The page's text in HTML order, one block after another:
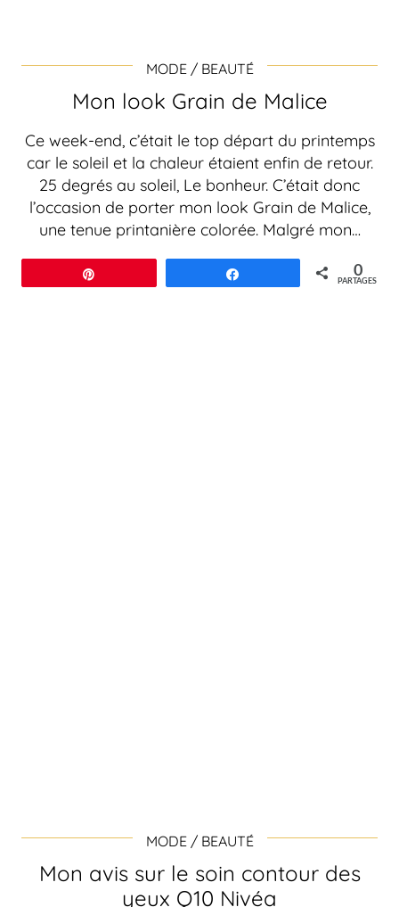
MODE / BEAUTÉ
Mon look Grain de Malice
Ce week-end, c’était le top départ du printemps
car le soleil et la chaleur étaient enfin de retour.
25 degrés au soleil, Le bonheur. C’était donc
l’occasion de porter mon look Grain de Malice,
une tenue printanière colorée. Malgré mon…
0
PARTAGES
MODE / BEAUTÉ
Mon avis sur le soin contour des
yeux Q10 Nivéa